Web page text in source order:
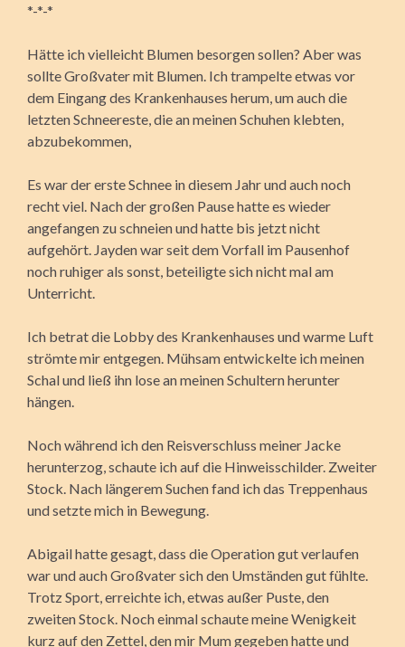
*-*-*
Hätte ich vielleicht Blumen besorgen sollen? Aber was
sollte Großvater mit Blumen. Ich trampelte etwas vor
dem Eingang des Krankenhauses herum, um auch die
letzten Schneereste, die an meinen Schuhen klebten,
abzubekommen,
Es war der erste Schnee in diesem Jahr und auch noch
recht viel. Nach der großen Pause hatte es wieder
angefangen zu schneien und hatte bis jetzt nicht
aufgehört. Jayden war seit dem Vorfall im Pausenhof
noch ruhiger als sonst, beteiligte sich nicht mal am
Unterricht.
Ich betrat die Lobby des Krankenhauses und warme Luft
strömte mir entgegen. Mühsam entwickelte ich meinen
Schal und ließ ihn lose an meinen Schultern herunter
hängen.
Noch während ich den Reisverschluss meiner Jacke
herunterzog, schaute ich auf die Hinweisschilder. Zweiter
Stock. Nach längerem Suchen fand ich das Treppenhaus
und setzte mich in Bewegung.
Abigail hatte gesagt, dass die Operation gut verlaufen
war und auch Großvater sich den Umständen gut fühlte.
Trotz Sport, erreichte ich, etwas außer Puste, den
zweiten Stock. Noch einmal schaute meine Wenigkeit
kurz auf den Zettel, den mir Mum gegeben hatte und